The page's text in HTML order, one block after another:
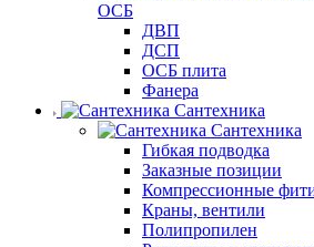
ОСБ
ДВП
ДСП
ОСБ плита
Фанера
Сантехника
Сантехника
Гибкая подводка
Заказные позиции
Компрессионные
Краны, вентили
Полипропилен